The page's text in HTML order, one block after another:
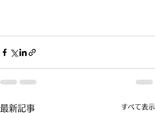
最新記事 すべて表示